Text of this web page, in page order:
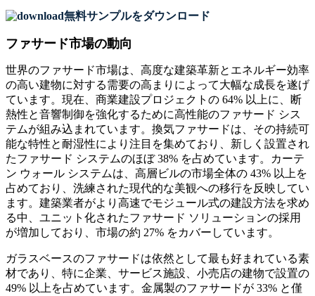
無料サンプルをダウンロード
ファサード市場の動向
世界のファサード市場は、高度な建築革新とエネルギー効率
の高い建物に対する需要の高まりによって大幅な成長を遂げ
ています。現在、商業建設プロジェクトの 64% 以上に、断
熱性と音響制御を強化するために高性能のファサード シス
テムが組み込まれています。換気ファサードは、その持続可
能な特性と耐湿性により注目を集めており、新しく設置され
たファサード システムのほぼ 38% を占めています。カーテ
ン ウォール システムは、高層ビルの市場全体の 43% 以上を
占めており、洗練された現代的な美観への移行を反映してい
ます。建築業者がより高速でモジュール式の建設方法を求め
る中、ユニット化されたファサード ソリューションの採用
が増加しており、市場の約 27% をカバーしています。
ガラスベースのファサードは依然として最も好まれている素
材であり、特に企業、サービス施設、小売店の建物で設置の
49% 以上を占めています。金属製のファサードが 33% と僅